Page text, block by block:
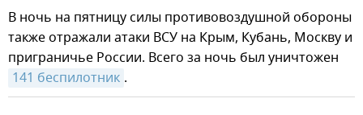
В ночь на пятницу силы противовоздушной обороны
также отражали атаки ВСУ на Крым, Кубань, Москву и
приграничье России. Всего за ночь был уничтожен
141 беспилотник .